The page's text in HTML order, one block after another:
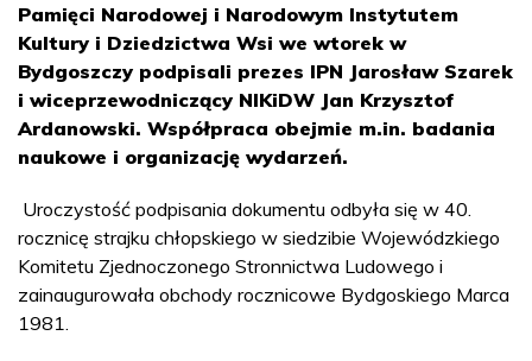
Pamięci Narodowej i Narodowym Instytutem
Kultury i Dziedzictwa Wsi we wtorek w
Bydgoszczy podpisali prezes IPN Jarosław Szarek
i wiceprzewodniczący NIKiDW Jan Krzysztof
Ardanowski. Współpraca obejmie m.in. badania
naukowe i organizację wydarzeń.
Uroczystość podpisania dokumentu odbyła się w 40.
rocznicę strajku chłopskiego w siedzibie Wojewódzkiego
Komitetu Zjednoczonego Stronnictwa Ludowego i
zainaugurowała obchody rocznicowe Bydgoskiego Marca
1981.